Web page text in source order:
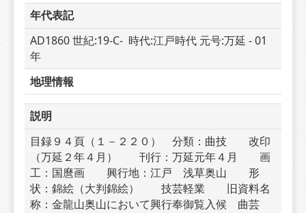
年代表記
AD1860 世紀:19-C-  時代:江戸時代 元号:万延 - 01
年
地理情報
説明
目録９４頁（１－２２０）　分類：曲技　　改印
（万延２年４月）　　刊行：万延元年４月　　画
工：国麿画　　興行地：江戸　浅草奥山　　形
状：錦絵（大判錦絵）　　技芸軽業　　旧資料名
称：金龍山奥山において興行奉御覧入候　曲芸